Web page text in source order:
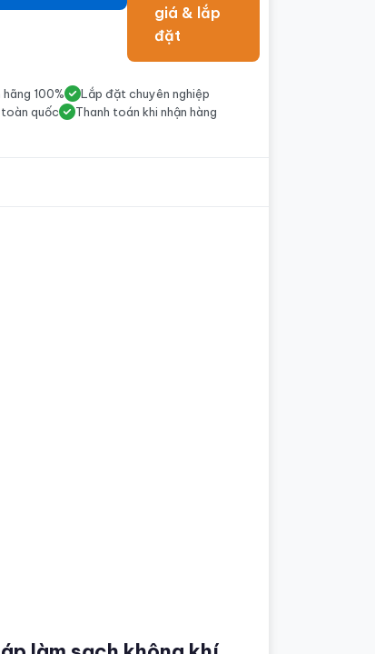
giá & lắp
đặt
100%
Lắp đặt chuyên nghiệp
quốc
Thanh toán khi nhận hàng